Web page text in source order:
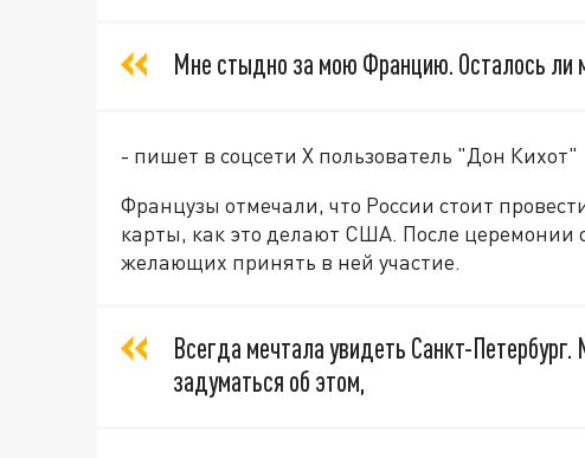
Мне стыдно за мою Францию. Осталось ли
- пишет в соцсети X пользователь "Дон Кихот"
Французы отмечали, что России стоит
карты, как это делают США. После
желающих принять в ней участие.
Всегда мечтала увидеть Санкт-
задуматься об этом,